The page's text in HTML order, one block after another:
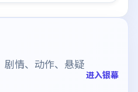
剧情、动作、悬疑
进入银幕